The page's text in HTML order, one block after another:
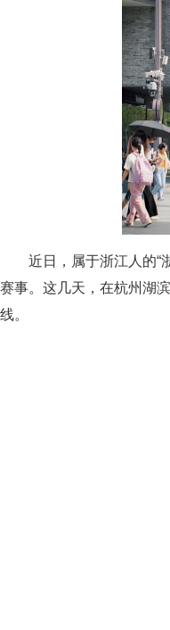
近日，属于浙江人的“
赛事。这几天，在杭州湖
线。